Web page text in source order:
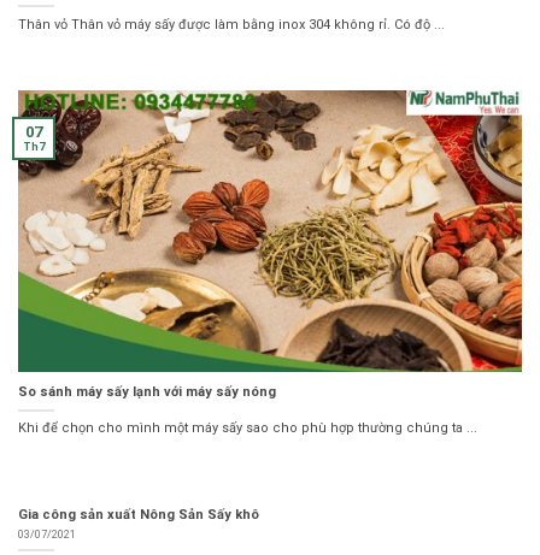
Thân vỏ Thân vỏ máy sấy được làm bằng inox 304 không rỉ. Có độ ...
So sánh máy sấy lạnh với máy sấy nóng
Khi để chọn cho mình một máy sấy sao cho phù hợp thường chúng ta ...
07
Th7
Gia công sản xuất Nông Sản Sấy khô
03/07/2021